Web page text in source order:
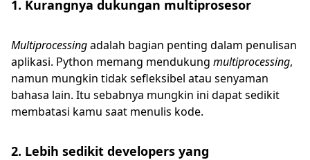
1. Kurangnya dukungan multiprosesor
Multiprocessingadalah bagian penting dalam penulisan
aplikasi. Python memang mendukung multiprocessing,
namun mungkin tidak sefleksibel atau senyaman
bahasa lain. Itu sebabnya mungkin ini dapat sedikit
membatasi kamu saat menulis kode.
2. Lebih sedikit developers yang